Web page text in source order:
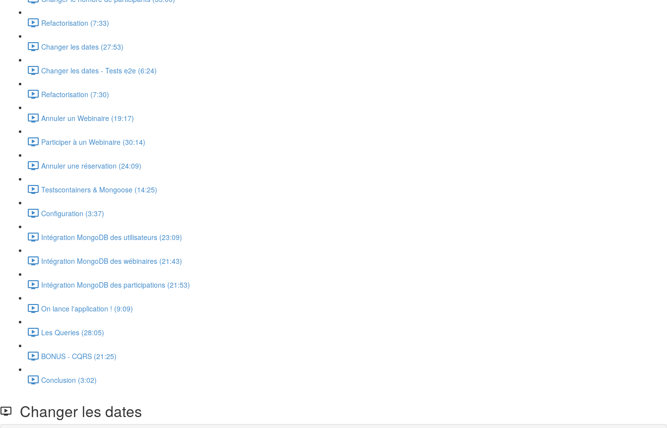
Refactorisation (7:33)
Changer les dates (27:53)
Changer les dates - Tests e2e (6:24)
Refactorisation (7:30)
Annuler un Webinaire (19:17)
Participer à un Webinaire (30:14)
Annuler une réservation (24:09)
Testscontainers & Mongoose (14:25)
Configuration (3:37)
Intégration MongoDB des utilisateurs (23:09)
Intégration MongoDB des wébinaires (21:43)
Intégration MongoDB des participations (21:53)
On lance l'application ! (9:09)
Les Queries (28:05)
BONUS - CQRS (21:25)
Conclusion (3:02)
Changer les dates